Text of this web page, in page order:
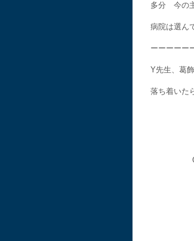
多分 今の
病院は選ん
ーーーーー
Y先生、葛
落ち着いた